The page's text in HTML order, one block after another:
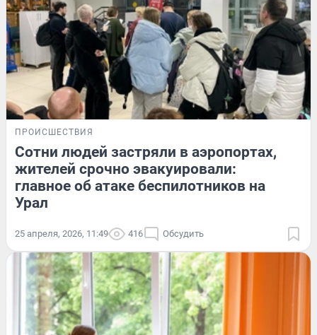
ПРОИСШЕСТВИЯ
Сотни людей застряли в аэропортах,
жителей срочно эвакуировали:
главное об атаке беспилотников на
Урал
25 апреля, 2026, 11:49 416 Обсудить